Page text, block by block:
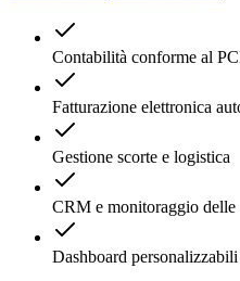
Contabilità conforme al
Fatturazione elettronica
Gestione scorte e logistica
CRM e monitoraggio delle
Dashboard personalizzabili